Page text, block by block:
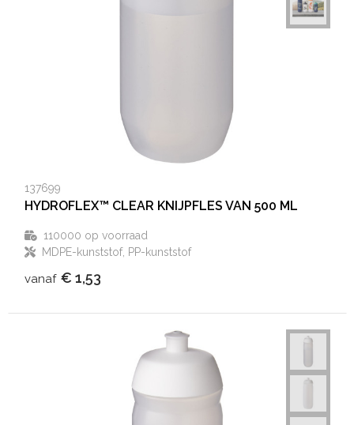
137699
HYDROFLEX™ CLEAR KNIJPFLES VAN 500 ML
110000 op voorraad
MDPE-kunststof, PP-kunststof
vanaf € 1,53